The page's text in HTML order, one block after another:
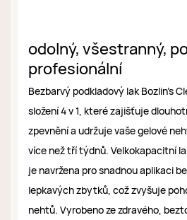
odolný, všestranný,
profesionální
Bezbarvý podkladový lak Bozlin's
složení 4 v 1, které zajišťuje
zpevnění a udržuje vaše gelové
více než tří týdnů. Velkokapacitní
je navržena pro snadnou aplikaci
lepkavých zbytků, což zvyšuje
nehtů. Vyrobeno ze zdravého,